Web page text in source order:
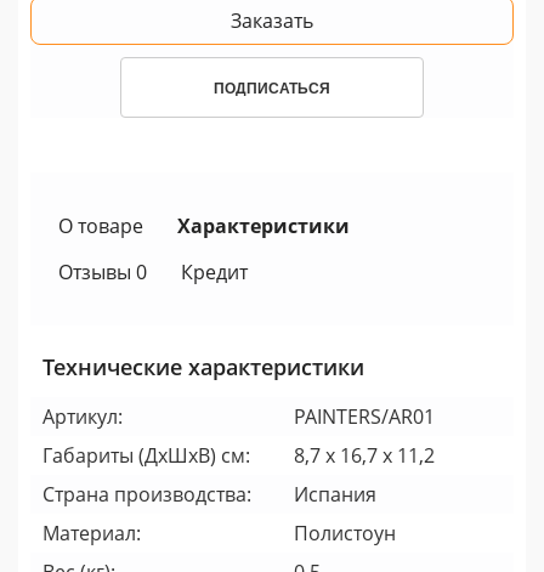
Заказать
ПОДПИСАТЬСЯ
О товаре
Характеристики
Отзывы 0
Кредит
Технические характеристики
Артикул:
PAINTERS/AR01
Габариты (ДхШхВ) см:
8,7 x 16,7 x 11,2
Страна производства:
Испания
Материал:
Полистоун